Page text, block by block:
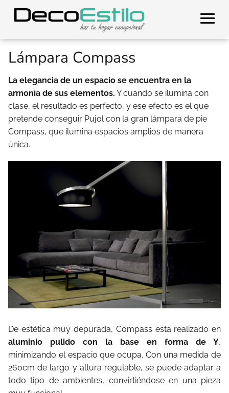
Lámpara Compass
La elegancia de un espacio se encuentra en la
armonía de sus elementos. Y cuando se ilumina con
clase, el resultado es perfecto, y ese efecto es el que
pretende conseguir Pujol con la gran lámpara de pie
Compass, que ilumina espacios amplios de manera
única.
De estética muy depurada, Compass está realizado en
aluminio pulido con la base en forma de Y,
minimizando el espacio que ocupa. Con una medida de
260cm de largo y altura regulable, se puede adaptar a
todo tipo de ambientes, convirtiéndose en una pieza